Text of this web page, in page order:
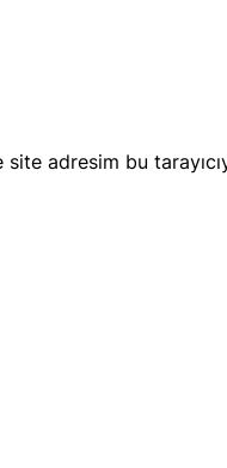
site adresim bu